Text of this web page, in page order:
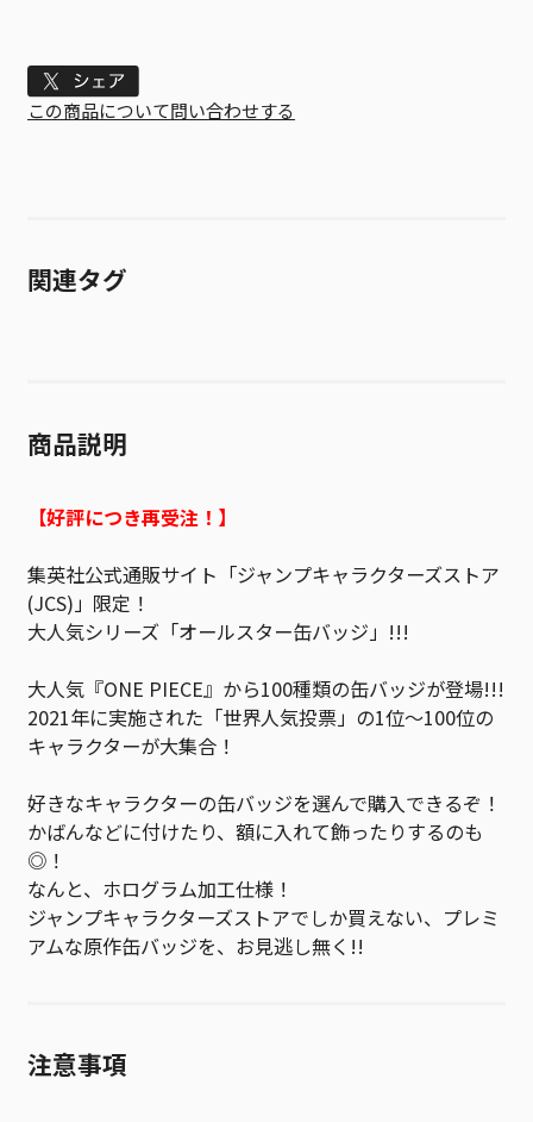
Tweet
この商品について問い合わせする
関連タグ
商品説明
【好評につき再受注！】
集英社公式通販サイト「ジャンプキャラクターズストア
(JCS)」限定！
大人気シリーズ「オールスター缶バッジ」!!!
大人気『ONE PIECE』から100種類の缶バッジが登場!!!
2021年に実施された「世界人気投票」の1位～100位の
キャラクターが大集合！
好きなキャラクターの缶バッジを選んで購入できるぞ！
かばんなどに付けたり、額に入れて飾ったりするのも
◎！
なんと、ホログラム加工仕様！
ジャンプキャラクターズストアでしか買えない、プレミ
アムな原作缶バッジを、お見逃し無く!!
注意事項